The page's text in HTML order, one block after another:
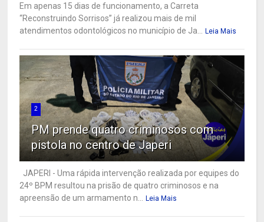
Em apenas 15 dias de funcionamento, a Carreta
“Reconstruindo Sorrisos” já realizou mais de mil
atendimentos odontológicos no município de Ja...
Leia Mais
2
PM prende quatro criminosos com
pistola no centro de Japeri
JAPERI - Uma rápida intervenção realizada por equipes do
24º BPM resultou na prisão de quatro criminosos e na
apreensão de um armamento n...
Leia Mais